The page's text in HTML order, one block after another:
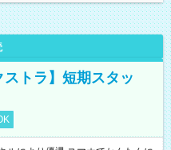
トラ】短期スタッ